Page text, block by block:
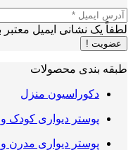
لطفاً یک نشانی ایمیل معتبر
عضویت !
طبقه بندی محصولات
دکوراسیون منزل
پوستر دیواری کودک
پوستر دیواری مدرن